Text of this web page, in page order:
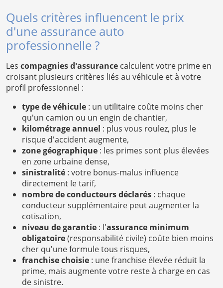
Quels critères influencent le prix
d'une assurance auto
professionnelle ?
Les compagnies d'assurance calculent votre prime en
croisant plusieurs critères liés au véhicule et à votre
profil professionnel :
type de véhicule : un utilitaire coûte moins cher
qu'un camion ou un engin de chantier,
kilométrage annuel : plus vous roulez, plus le
risque d'accident augmente,
zone géographique : les primes sont plus élevées
en zone urbaine dense,
sinistralité : votre bonus-malus influence
directement le tarif,
nombre de conducteurs déclarés : chaque
conducteur supplémentaire peut augmenter la
cotisation,
niveau de garantie : l'assurance minimum
obligatoire(responsabilité civile) coûte bien moins
cher qu'une formule tous risques,
franchise choisie : une franchise élevée réduit la
prime, mais augmente votre reste à charge en cas
de sinistre.